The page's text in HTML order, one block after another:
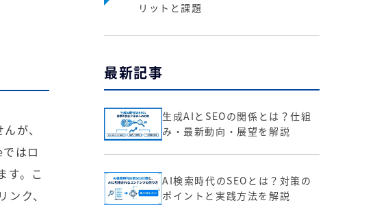
が、
はロ
す。こ
ク、
リットと課題
最新記事
生成AIとSEOの関係とは？仕組
み・最新動向・展望を解説
AI検索時代のSEOとは？対策の
ポイントと実践方法を解説